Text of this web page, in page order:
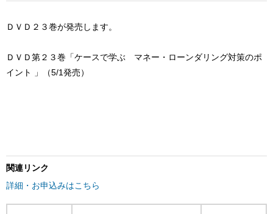
ＤＶＤ２３巻が発売します。
ＤＶＤ第２３巻「ケースで学ぶ マネー・ローンダリング対策のポ
イント 」（5/1発売）
関連リンク
詳細・お申込みはこちら